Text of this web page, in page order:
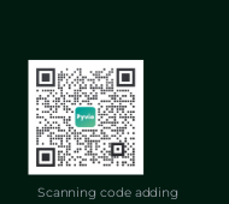
Scanning code adding